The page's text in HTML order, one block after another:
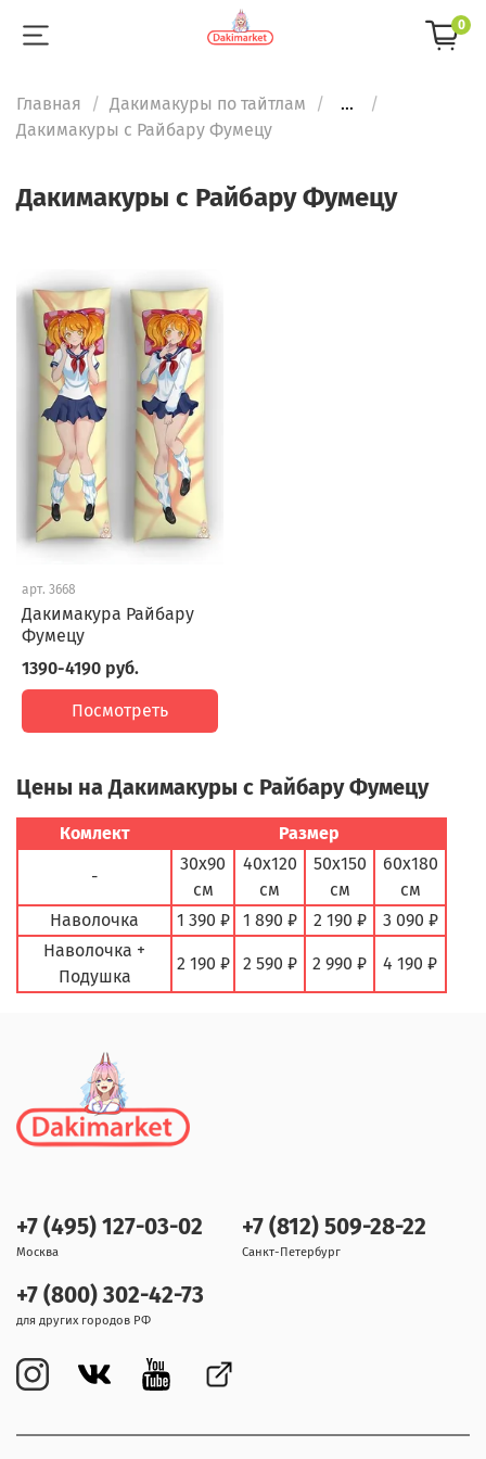
0
Главная Дакимакуры по тайтлам
...
Дакимакуры с Райбару Фумецу
Дакимакуры с Райбару Фумецу
арт. 3668
Дакимакура Райбару
Фумецу
1390-4190 руб.
Посмотреть
Цены на Дакимакуры с Райбару Фумецу
Комлект Размер
-
30х90
см
40х120
см
50х150
см
60х180
см
Наволочка
1 390 ₽ 1 890 ₽ 2 190 ₽
3 090 ₽
Наволочка +
Подушка
2 190 ₽ 2 590 ₽ 2 990 ₽ 4 190 ₽
+7 (495) 127-03-02
Москва
+7 (812) 509-28-22
Санкт-Петербург
+7 (800) 302-42-73
для других городов РФ